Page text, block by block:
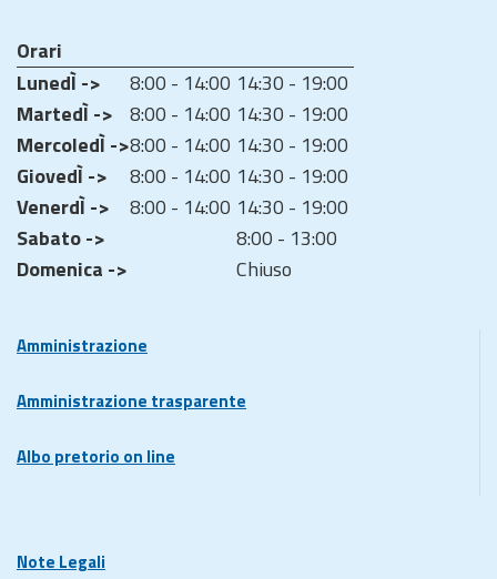
Orari
LunedÌ ->
8:00 - 14:00 14:30 - 19:00
MartedÌ -> 8:00 - 14:00 14:30 - 19:00
MercoledÌ ->8:00 - 14:00 14:30 - 19:00
GiovedÌ ->
8:00 - 14:00 14:30 - 19:00
VenerdÌ ->
8:00 - 14:00 14:30 - 19:00
Sabato ->
8:00 - 13:00
Domenica ->
Chiuso
Amministrazione
Amministrazione trasparente
Albo pretorio on line
Note Legali